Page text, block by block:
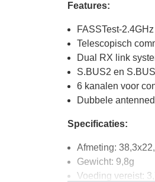
Features:
FASSTest-
Telescopisch
Dual RX link
S.BUS2 en
6 kanalen voor
Dubbele
Specificaties:
Afmeting:
Gewicht: 9,8g
Voeding vereist: